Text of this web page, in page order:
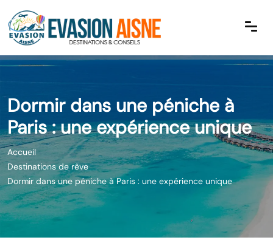
Dormir dans une péniche à
Paris : une expérience unique
Accueil
Destinations de rêve
Dormir dans une péniche à Paris : une expérience unique